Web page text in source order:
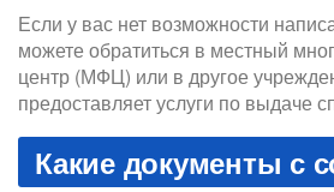
Если у вас нет возможности
можете обратиться в местный
центр (МФЦ) или в другое
предоставляет услуги по выдаче
Какие документы с